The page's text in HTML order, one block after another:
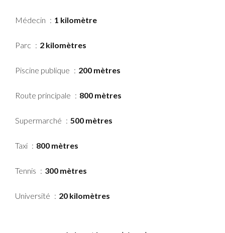
Médecin 1 kilomètre
Parc 2 kilomètres
Piscine publique 200 mètres
Route principale 800 mètres
Supermarché 500 mètres
Taxi 800 mètres
Tennis 300 mètres
Université 20 kilomètres